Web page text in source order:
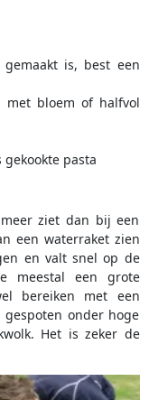
is, best een
met bloem of halfvol
pasta
ziet dan bij een
een waterraket zien
en valt snel op de
meestal een grote
bereiken met een
onder hoge
Het is zeker de